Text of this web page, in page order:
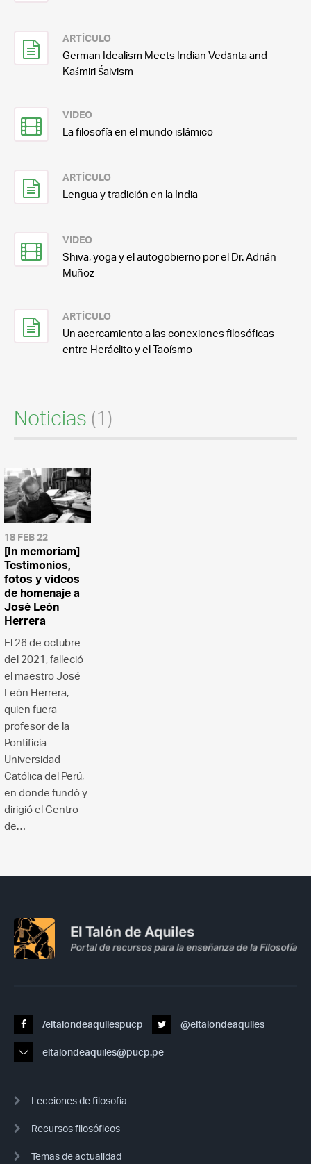
ARTÍCULO
German Idealism Meets Indian Vedānta and
Kaśmiri Śaivism
VIDEO
La filosofía en el mundo islámico
ARTÍCULO
Lengua y tradición en la India
VIDEO
Shiva, yoga y el autogobierno por el Dr. Adrián
Muñoz
ARTÍCULO
Un acercamiento a las conexiones filosóficas
entre Heráclito y el Taoísmo
Noticias (1)
18 FEB 22
[In memoriam]
Testimonios,
fotos y vídeos
de homenaje a
José León
Herrera
El 26 de octubre
del 2021, falleció
el maestro José
León Herrera,
quien fuera
profesor de la
Pontificia
Universidad
Católica del Perú,
en donde fundó y
dirigió el Centro
de…
/eltalondeaquilespucp @eltalondeaquiles
eltalondeaquiles@pucp.pe
Lecciones de filosofía
Recursos filosóficos
Temas de actualidad